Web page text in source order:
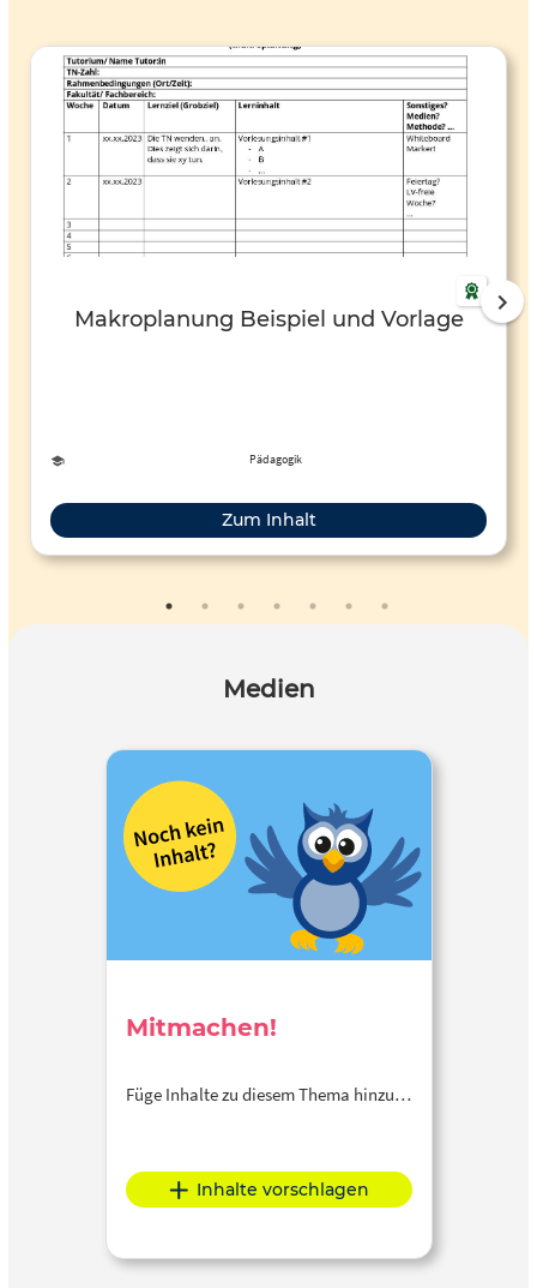
Makroplanung Beispiel und Vorlage
Pädagogik
Zum Inhalt
Medien
Mitmachen!
Füge Inhalte zu diesem Thema hinzu…
Inhalte vorschlagen